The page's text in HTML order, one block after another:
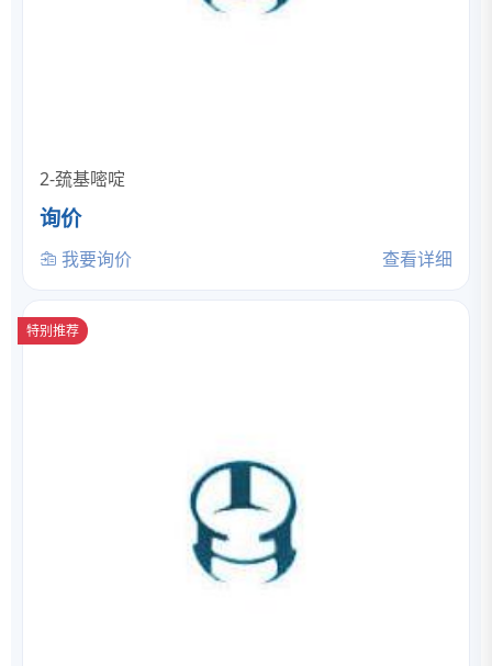
2-巯基嘧啶
询价
我要询价 查看详细
特别推荐